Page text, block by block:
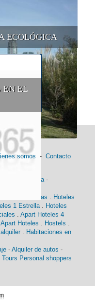
ECOLÓGICA
EN EL
somos - Contacto
Historia-
4 Estrellas . Hoteles
1 Estrella. Hoteles
. Apart Hoteles 4
Apart Hoteles . Hostels .
. Habitaciones en
- Alquiler de autos -
Personal shoppers